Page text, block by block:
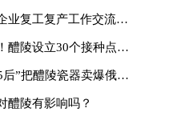
工复产工作交流座谈会
种点，你关心的接种事项，速戳了解→
”把醴陵瓷器卖爆俄罗斯
醴陵有影响吗？